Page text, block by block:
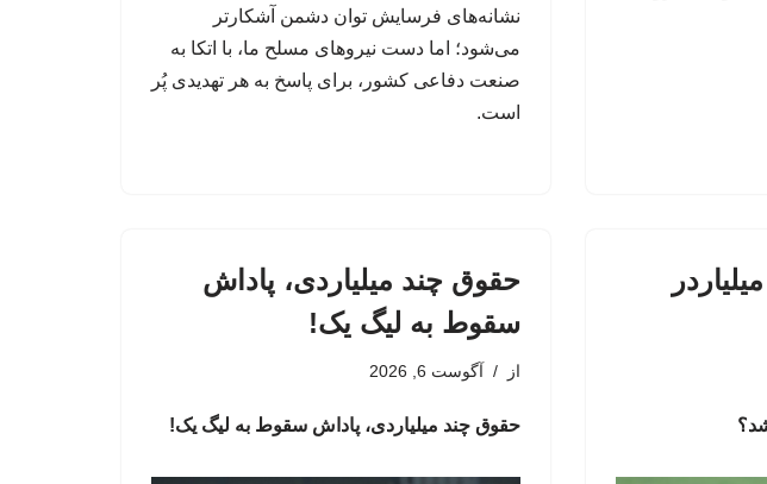
نشانه‌های فرسایش توان دشمن آشکارتر
می‌شود؛ اما دست نیروهای مسلح ما، با اتکا به
صنعت دفاعی کشور، برای پاسخ به هر تهدیدی پُر
است.
حقوق چند میلیاردی، پاداش
سقوط به لیگ یک!
از آگوست 6, 2026
حقوق چند میلیاردی، پاداش سقوط به لیگ یک!